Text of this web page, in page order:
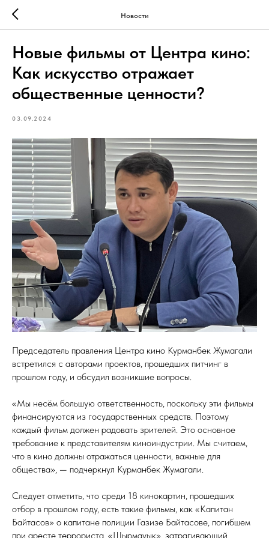
Новости
Новые фильмы от Центра кино:
Как искусство отражает
общественные ценности?
03.09.2024
Председатель правления Центра кино Курманбек Жумагали
встретился с авторами проектов, прошедших питчинг в
прошлом году, и обсудил возникшие вопросы.
«Мы несём большую ответственность, поскольку эти фильмы
финансируются из государственных средств. Поэтому
каждый фильм должен радовать зрителей. Это основное
требование к представителям киноиндустрии. Мы считаем,
что в кино должны отражаться ценности, важные для
общества», — подчеркнул Курманбек Жумагали.
Следует отметить, что среди 18 кинокартин, прошедших
отбор в прошлом году, есть такие фильмы, как «Капитан
Байтасов» о капитане полиции Газизе Байтасове, погибшем
при аресте террориста, «Шырмауық», затрагивающий